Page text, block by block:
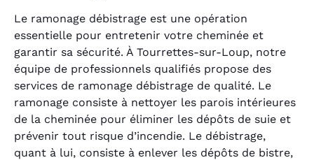
Le ramonage débistrage est une opération
essentielle pour entretenir votre cheminée et
garantir sa sécurité. À Tourrettes-sur-Loup, notre
équipe de professionnels qualifiés propose des
services de ramonage débistrage de qualité. Le
ramonage consiste à nettoyer les parois intérieures
de la cheminée pour éliminer les dépôts de suie et
prévenir tout risque d’incendie. Le débistrage,
quant à lui, consiste à enlever les dépôts de bistre,